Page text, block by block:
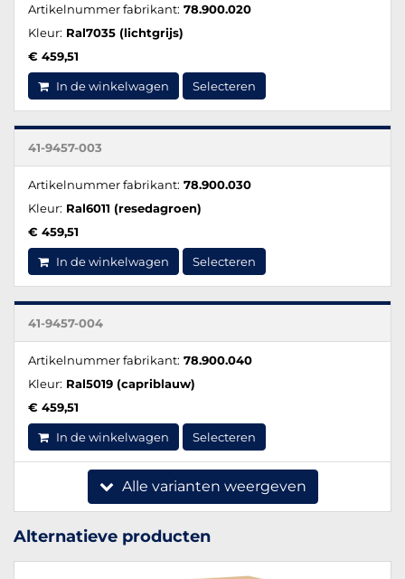
Artikelnummer fabrikant: 78.900.020
Kleur: Ral7035 (lichtgrijs)
€ 459,51
In de winkelwagen Selecteren
41-9457-003
Artikelnummer fabrikant: 78.900.030
Kleur: Ral6011 (resedagroen)
€ 459,51
In de winkelwagen Selecteren
41-9457-004
Artikelnummer fabrikant: 78.900.040
Kleur: Ral5019 (capriblauw)
€ 459,51
In de winkelwagen Selecteren
Alle varianten weergeven
Alternatieve producten